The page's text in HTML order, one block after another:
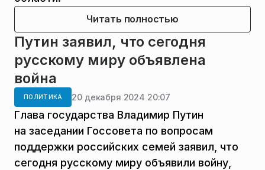
Читать полностью
Путин заявил, что сегодня
русскому миру объявлена
война
ПОЛИТИКА 20 декабря 2024 20:07
Глава государства Владимир Путин
на заседании Госсовета по вопросам
поддержки российских семей заявил, что
сегодня русскому миру объявили войну,